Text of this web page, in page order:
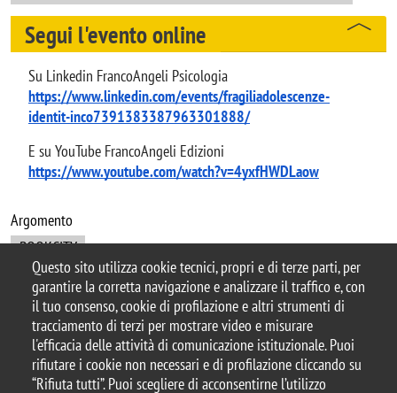
Questo sito utilizza cookie tecnici, propri e di terze parti, per
garantire la corretta navigazione e analizzare il traffico e, con
il tuo consenso, cookie di profilazione e altri strumenti di
tracciamento di terzi per mostrare video e misurare
l'efficacia delle attività di comunicazione istituzionale. Puoi
rifiutare i cookie non necessari e di profilazione cliccando su
“Rifiuta tutti”. Puoi scegliere di acconsentirne l’utilizzo
Segui l'evento online
https://www.linkedin.com/events/fragiliadolescenze-
identit-inco7391383387963301888/
https://www.youtube.com/watch?v=4yxfHWDLaow
Argomento
BOOKCITY
© 2025 Biblioteca di Ateneo – Università degli
Studi di Milano-Bicocca
Piazza dell'Ateneo Nuovo, 1 - 20126, Milano